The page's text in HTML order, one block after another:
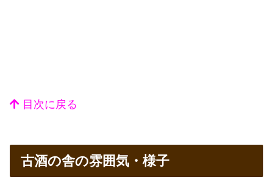
目次に戻る
古酒の舎の雰囲気・様子